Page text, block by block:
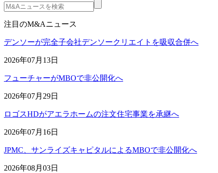
注目のM&Aニュース
デンソーが完全子会社デンソークリエイトを吸収合併へ
2026年07月13日
フューチャーがMBOで非公開化へ
2026年07月29日
ロゴスHDがアエラホームの注文住宅事業を承継へ
2026年07月16日
JPMC、サンライズキャピタルによるMBOで非公開化へ
2026年08月03日